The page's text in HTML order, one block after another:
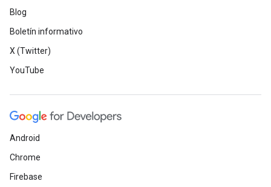
Blog
Boletín informativo
X (Twitter)
YouTube
Android
Chrome
Firebase